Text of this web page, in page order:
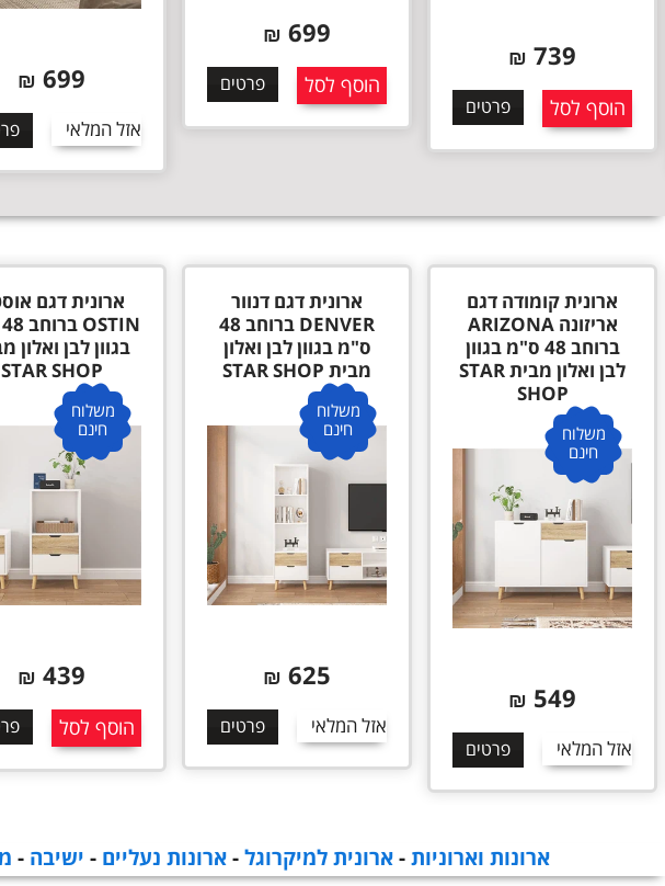
739
₪
הוסף לסל פרטים
699
₪
הוסף לסל פרטים 699
₪
אזל המלאי
ארונית קומודה דגם
אריזונה ARIZONA
ברוחב 48 ס"מ בגוון
לבן ואלון מבית STAR
SHOP
משלוח
חינם
549
₪
אזל המלאי פרטים
ארונית דגם דנוור
DENVER ברוחב 48
ס"מ בגוון לבן ואלון
מבית STAR SHOP
משלוח
חינם
625
₪
אזל המלאי פרטים
ארונית דגם
בגוון לבן ואלון
STAR SHOP
משלוח
חינם
439
₪
הוסף לסל
ארונות וארוניות-ארונית למיקרוגל-ארונות נעליים - ישיבה -